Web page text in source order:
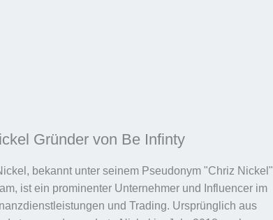
Gründer von Be Infinty
bekannt unter seinem Pseudonym "Chriz Nickel"
ist ein prominenter Unternehmer und Influencer im
und Trading. Ursprünglich aus